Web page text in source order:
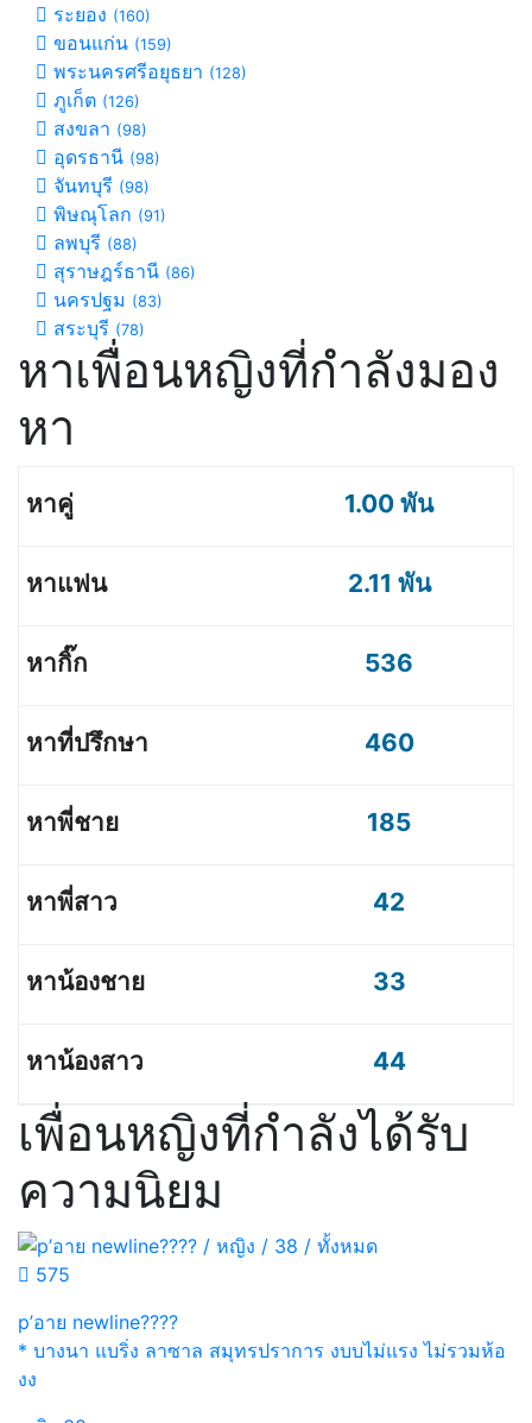
ระยอง (160)
ขอนแก่น (159)
พระนครศรีอยุธยา (128)
ภูเก็ต (126)
สงขลา (98)
อุดรธานี (98)
จันทบุรี (98)
พิษณุโลก (91)
ลพบุรี (88)
สุราษฎร์ธานี (86)
นครปฐม (83)
สระบุรี (78)
หาเพื่อนหญิงที่กำลังมอง
หา
1.00 พัน
2.11 พัน
536
460
185
42
33
44
เพื่อนหญิงที่กำลังได้รับ
ความนิยม
575
p’อาย newline????
* บางนา แบริ่ง ลาซาล สมุทรปราการ งบบไม่แรง ไม่รวมห้อ
งง